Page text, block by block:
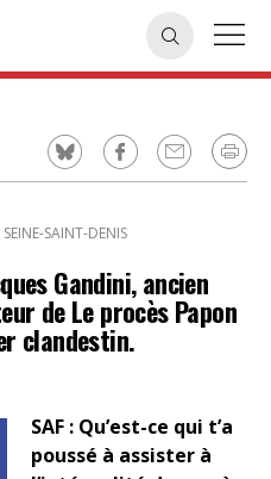
SEINE-SAINT-DENIS
Gandini, ancien
de Le procès Papon
clandestin.
SAF : Qu’est-ce qui t’a
poussé à assister à